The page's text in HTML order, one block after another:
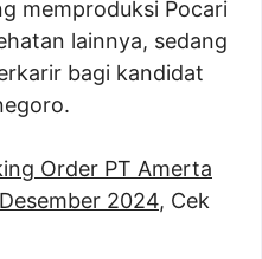
memproduksi Pocari
lainnya, sedang
bagi kandidat
Order PT Amerta
2024, Cek